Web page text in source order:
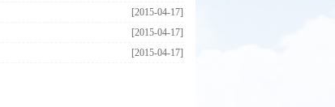
[2015-04-17]
[2015-04-17]
[2015-04-17]